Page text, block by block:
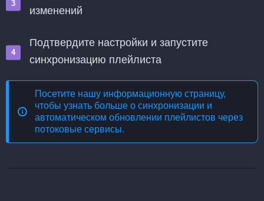
изменений
Подтвердите настройки и запустите
синхронизацию плейлиста
Посетите нашу информационную страницу,
чтобы узнать больше о синхронизации и
автоматическом обновлении плейлистов через
потоковые сервисы.